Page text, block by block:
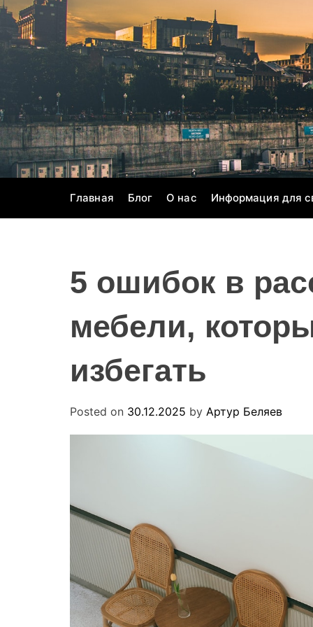
S
o
c
o
n
t
Главная Блог О нас Информация для
5 ошибок в
мебели,
избегать
Posted on 30.12.2025 by Артур Беляев